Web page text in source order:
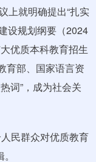
上就明确提出“扎实
设规划纲要（2024
优质本科教育招生
育部、国家语言资
词”，成为社会关
民群众对优质教育